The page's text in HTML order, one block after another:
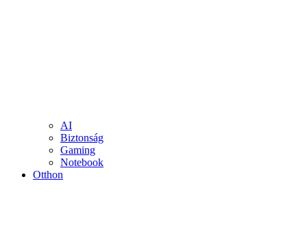
AI
Biztonság
Gaming
Notebook
Otthon